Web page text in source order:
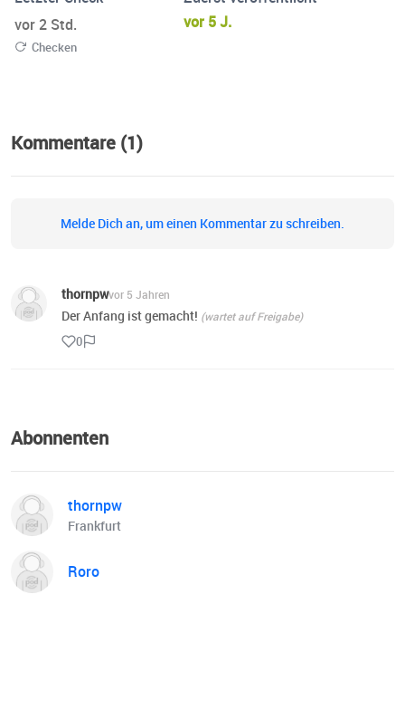
vor 2 Std.
Checken
vor 5 J.
Kommentare (1)
Melde Dich an, um einen Kommentar zu schreiben.
thornpwvor 5 Jahren
Der Anfang ist gemacht! (wartet auf Freigabe)
0
Abonnenten
thornpw
Frankfurt
Roro